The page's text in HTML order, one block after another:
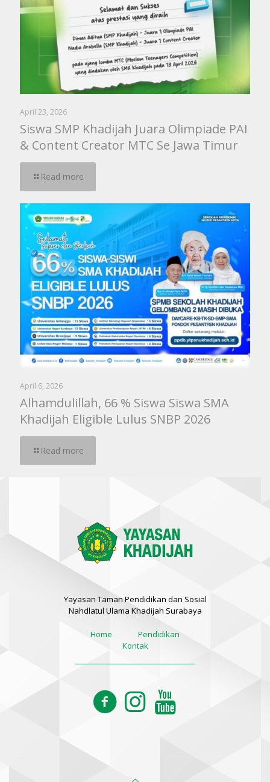
April 23, 2026
Siswa SMP Khadijah Juara Olimpiade PAI
& Content Creator MTC Se Jawa Timur
Read more
April 6, 2026
Alhamdulillah, 66 % Siswa Siswa SMA
Khadijah Eligible Lulus SNBP 2026
Read more
Yayasan Taman Pendidikan dan Sosial
Nahdlatul Ulama Khadijah Surabaya
Home
Pendidikan
Kontak